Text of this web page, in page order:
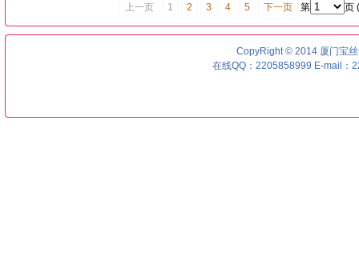
上一页 1 2 3 4 5 下一页 第 页
CopyRight © 2014 厦门宝
在线QQ：2205858999 E-mail：